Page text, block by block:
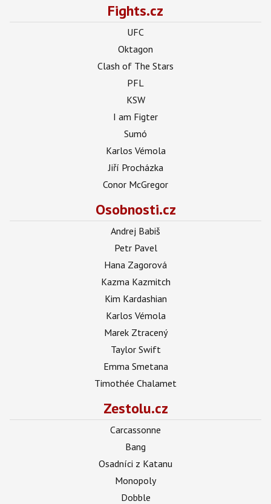
Fights.cz
UFC
Oktagon
Clash of The Stars
PFL
KSW
I am Figter
Sumó
Karlos Vémola
Jiří Procházka
Conor McGregor
Osobnosti.cz
Andrej Babiš
Petr Pavel
Hana Zagorová
Kazma Kazmitch
Kim Kardashian
Karlos Vémola
Marek Ztracený
Taylor Swift
Emma Smetana
Timothée Chalamet
Zestolu.cz
Carcassonne
Bang
Osadníci z Katanu
Monopoly
Dobble